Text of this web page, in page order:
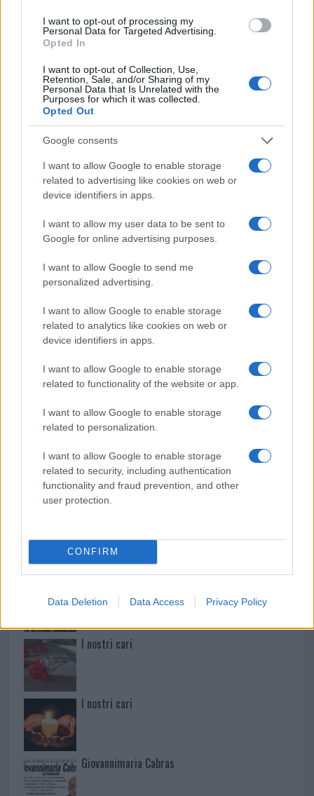
I want to opt-out of processing my
Personal Data for Targeted Advertising.
Opted In
I want to opt-out of Collection, Use,
Retention, Sale, and/or Sharing of my
Personal Data that Is Unrelated with the
Purposes for which it was collected.
Opted Out
Google consents
I want to allow Google to enable storage
related to advertising like cookies on web or
device identifiers in apps.
I want to allow my user data to be sent to
Google for online advertising purposes.
I want to allow Google to send me
personalized advertising.
I want to allow Google to enable storage
related to analytics like cookies on web or
device identifiers in apps.
I want to allow Google to enable storage
related to functionality of the website or app.
I want to allow Google to enable storage
related to personalization.
I want to allow Google to enable storage
related to security, including authentication
functionality and fraud prevention, and other
user protection.
CONFIRM
Data Deletion Data Access Privacy Policy
Michelle Hunziker in Gallura, bella anche dal
vivo: un amico vip svela come fa
Calangianus, dopo le polemiche il centro
accoglienza minori chiude
Olbia, divieto di sosta contro spaccio e degrado:
esplode la protesta
NECROLOGIE
Mario Malu
Paolo Pinna
I nostri cari
I nostri cari
Giovannimaria Cabras